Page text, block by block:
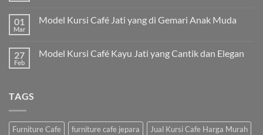
01
Mar
Model Kursi Café Jati yang di Gemari Anak Muda
27
Feb
Model Kursi Café Kayu Jati yang Cantik dan Elegan
TAGS
Furniture Cafe furniture cafe jepara
Jual Kursi Cafe Harga Murah